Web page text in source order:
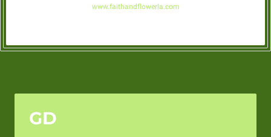
www.faithandflowerla.com
GD